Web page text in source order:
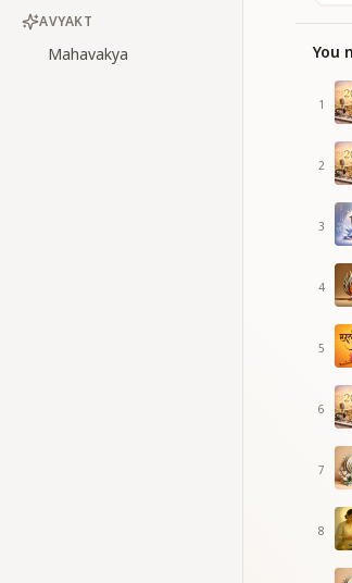
AVYAKT
Mahavakya
ए
ए
You
1
2
3
4
5
6
7
8